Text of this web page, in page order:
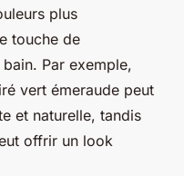
plus
touche de
Par exemple,
vert émeraude peut
et naturelle, tandis
offrir un look